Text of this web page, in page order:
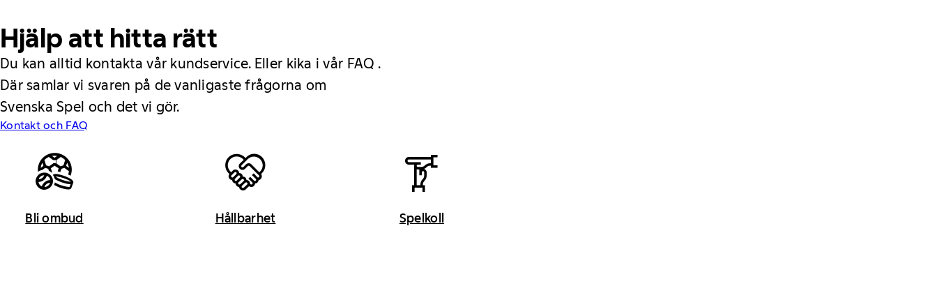
Hjälp att hitta rätt
Du kan alltid kontakta vår kundservice. Eller kika i vår FAQ .
Där samlar vi svaren på de vanligaste frågorna om
Svenska Spel och det vi gör.
Kontakt och FAQ
Bli ombud Hållbarhet Spelkoll